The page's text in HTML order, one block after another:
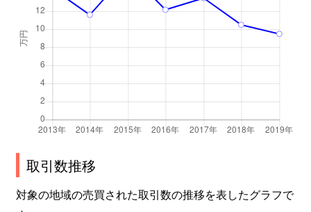
取引数推移
対象の地域の売買された取引数の推移を表したグラフで